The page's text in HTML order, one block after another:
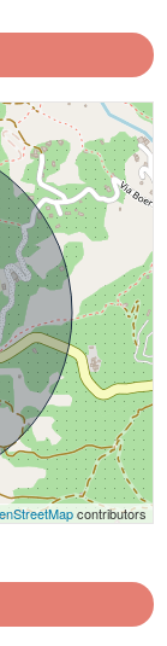
contributors